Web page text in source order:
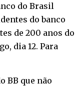
do Brasil
do banco
de 200 anos do
dia 12. Para
BB que não